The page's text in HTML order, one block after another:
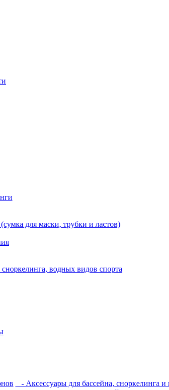
для маски, трубки и ластов)
водных видов спорта
- Аксессуары для бассейна, сноркелинга